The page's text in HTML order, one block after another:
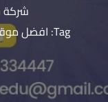
شركة
Tag: افضل موقع لحل واجب معايير المحاسبة الدولية